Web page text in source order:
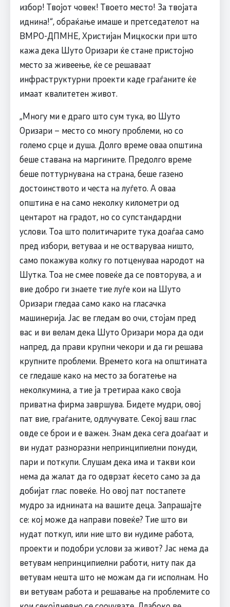
избор! Твојот човек! Твоето место! За твојата
иднина!“, обраќање имаше и претседателот на
ВМРО-ДПМНЕ, Христијан Мицкоски при што
кажа дека Шуто Оризари ќе стане пристојно
место за живеење, ќе се решаваат
инфраструктурни проекти каде граѓаните ќе
имаат квалитетен живот.
„Многу ми е драго што сум тука, во Шуто
Оризари – место со многу проблеми, но со
големо срце и душа. Долго време оваа општина
беше ставана на маргините. Предолго време
беше поттурнувана на страна, беше газено
достоинството и честа на луѓето. А оваа
општина е на само неколку километри од
центарот на градот, но со супстандардни
услови. Тоа што политичарите тука доаѓаа само
пред избори, ветуваа и не остваруваа ништо,
само покажува колку го потценуваа народот на
Шутка. Тоа не смее повеќе да се повторува, а и
вие добро ги знаете тие луѓе кои на Шуто
Оризари гледаа само како на гласачка
машинерија. Јас ве гледам во очи, стојам пред
вас и ви велам дека Шуто Оризари мора да оди
напред, да прави крупни чекори и да ги решава
крупните проблеми. Времето кога на општината
се гледаше како на место за богатење на
неколкумина, а тие ја третираа како своја
приватна фирма завршува. Бидете мудри, овој
пат вие, граѓаните, одлучувате. Секој ваш глас
овде се брои и е важен. Знам дека сега доаѓаат и
ви нудат разноразни непринципиелни понуди,
пари и поткупи. Слушам дека има и такви кои
нема да жалат да го одврзат ќесето само за да
добијат глас повеќе. Но овој пат постапете
мудро за иднината на вашите деца. Запрашајте
се: кој може да направи повеќе? Тие што ви
нудат поткуп, или ние што ви нудиме работа,
проекти и подобри услови за живот? Јас нема да
ветувам непринципиелни работи, ниту пак да
ветувам нешта што не можам да ги исполнам. Но
ви ветувам работа и решавање на проблемите со